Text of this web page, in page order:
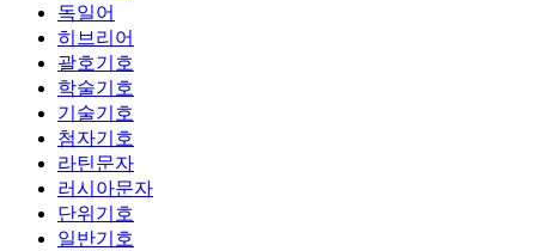
독일어
히브리어
괄호기호
학술기호
기술기호
첨자기호
라틴문자
러시아문자
단위기호
일반기호